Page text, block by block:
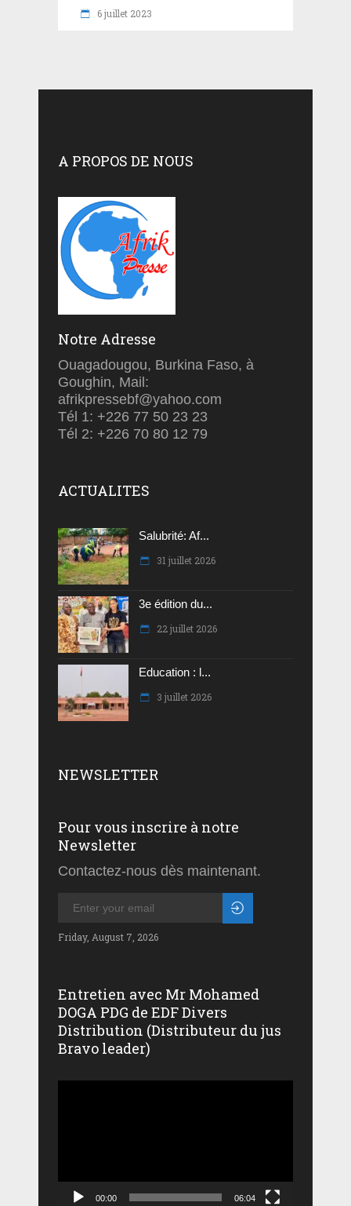
6 juillet 2023
A PROPOS DE NOUS
Notre Adresse
Ouagadougou, Burkina Faso, à
Goughin, Mail:
afrikpressebf@yahoo.com
Tél 1: +226 77 50 23 23
Tél 2: +226 70 80 12 79
ACTUALITES
Salubrité: Af...
31 juillet 2026
3e édition du...
22 juillet 2026
Education : l...
3 juillet 2026
NEWSLETTER
Pour vous inscrire à notre
Newsletter
Contactez-nous dès maintenant.
Friday, August 7, 2026
Entretien avec Mr Mohamed
DOGA PDG de EDF Divers
Distribution (Distributeur du jus
Bravo leader)
00:00 06:04